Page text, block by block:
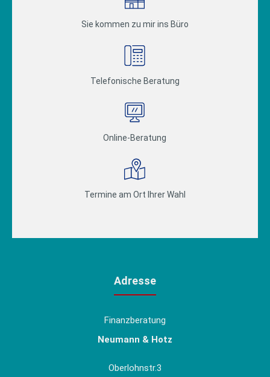
Sie kommen zu mir ins Büro
Telefonische Beratung
Online-Beratung
Termine am Ort Ihrer Wahl
Adresse
Finanzberatung
Neumann & Hotz
Oberlohnstr.3